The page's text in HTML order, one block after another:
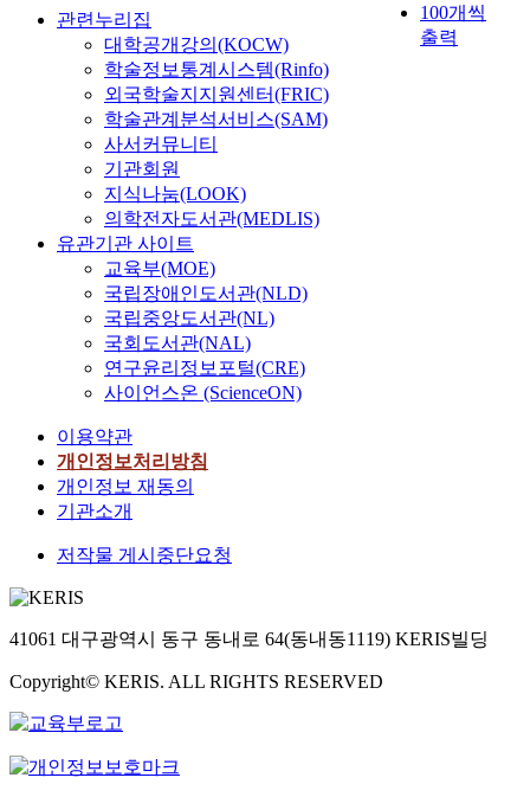
100개씩
출력
관련누리집
대학공개강의(KOCW)
학술정보통계시스템(Rinfo)
외국학술지지원센터(FRIC)
학술관계분석서비스(SAM)
사서커뮤니티
기관회원
지식나눔(LOOK)
의학전자도서관(MEDLIS)
유관기관 사이트
교육부(MOE)
국립장애인도서관(NLD)
국립중앙도서관(NL)
국회도서관(NAL)
연구윤리정보포털(CRE)
사이언스온 (ScienceON)
이용약관
개인정보처리방침
개인정보 재동의
기관소개
저작물 게시중단요청
41061 대구광역시 동구 동내로 64(동내동1119) KERIS빌딩
Copyright© KERIS. ALL RIGHTS RESERVED